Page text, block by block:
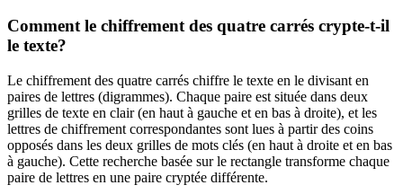
Comment le chiffrement des quatre carrés crypte-t-il
le texte?
Le chiffrement des quatre carrés chiffre le texte en le divisant en
paires de lettres (digrammes). Chaque paire est située dans deux
grilles de texte en clair (en haut à gauche et en bas à droite), et les
lettres de chiffrement correspondantes sont lues à partir des coins
opposés dans les deux grilles de mots clés (en haut à droite et en bas
à gauche). Cette recherche basée sur le rectangle transforme chaque
paire de lettres en une paire cryptée différente.